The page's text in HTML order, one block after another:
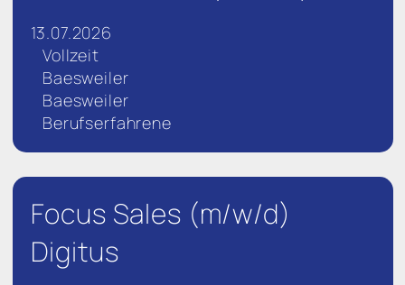
13.07.2026
Vollzeit
Baesweiler
Baesweiler
Berufserfahrene
Focus Sales (m/w/d)
Digitus